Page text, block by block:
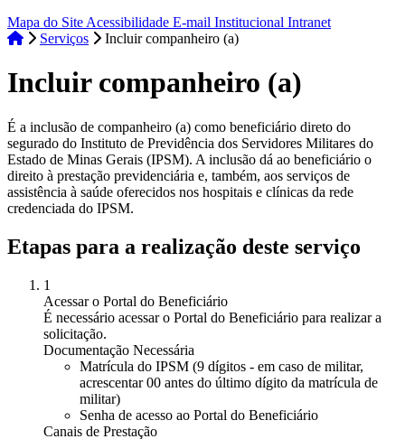
Mapa do Site Acessibilidade E-mail Institucional Intranet
Serviços
Incluir companheiro (a)
Incluir companheiro (a)
É a inclusão de companheiro (a) como beneficiário direto do
segurado do Instituto de Previdência dos Servidores Militares do
Estado de Minas Gerais (IPSM). A inclusão dá ao beneficiário o
direito à prestação previdenciária e, também, aos serviços de
assistência à saúde oferecidos nos hospitais e clínicas da rede
credenciada do IPSM.
Etapas para a realização deste serviço
1
Acessar o Portal do Beneficiário
É necessário acessar o Portal do Beneficiário para realizar a
solicitação.
Documentação Necessária
Matrícula do IPSM (9 dígitos - em caso de militar,
acrescentar 00 antes do último dígito da matrícula de
militar)
Senha de acesso ao Portal do Beneficiário
Canais de Prestação